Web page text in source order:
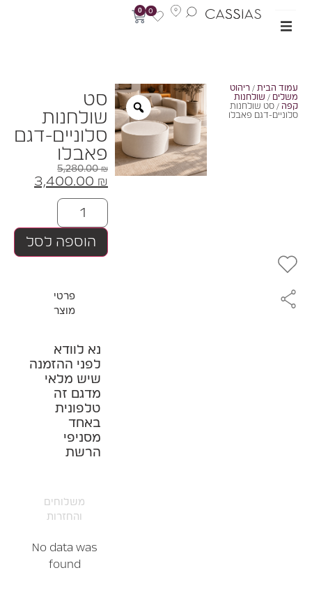
0
הבית/ריהוט
/שולחנות
/ סט שולחנות
דגם פאבלו
סט
שולחנות
סלוניים-דגם
פאבלו
5,280.00₪
3,400.00
הוספה לסל
פרטי
מוצר
משלוחים
והחזרות
נא לוודא
לפני ההזמנה
שיש מלאי
מדגם זה
טלפונית
באחד
מסניפי
הרשת
No data was
found